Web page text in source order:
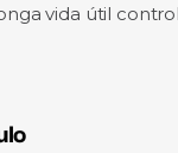
vida útil